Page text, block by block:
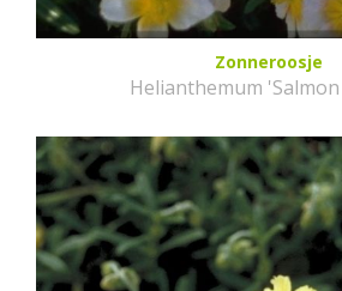
Zonneroosje
Helianthemum